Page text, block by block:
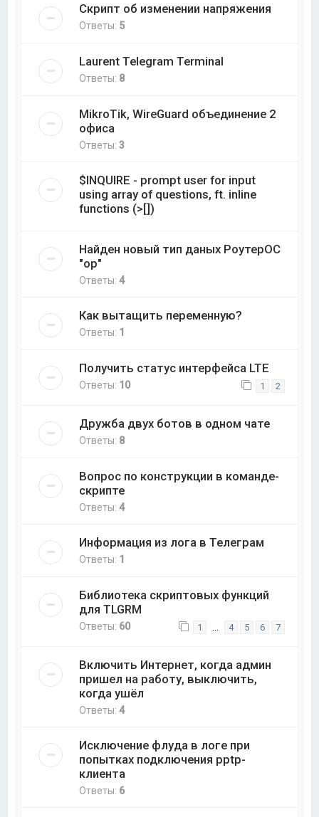
Скрипт об изменении напряжения
Ответы: 5
Laurent Telegram Terminal
Ответы: 8
MikroTik, WireGuard объединение 2
офиса
Ответы:3
$INQUIRE - prompt user for input
using array of questions, ft. inline
functions (>[])
Найден новый тип даных РоутерОС
"op"
Ответы:4
Как вытащить переменную?
Ответы: 1
Получить статус интерфейса LTE
Ответы: 10 1 2
Дружба двух ботов в одном чате
Ответы: 8
Вопрос по конструкции в команде-
скрипте
Ответы:4
Информация из лога в Телеграм
Ответы: 1
Библиотека скриптовых функций
для TLGRM
Ответы: 60 1 4 5 6 7
Включить Интернет, когда админ
пришел на работу, выключить,
когда ушёл
Ответы:4
Исключение флуда в логе при
попытках подключения pptp-
клиента
Ответы: 6